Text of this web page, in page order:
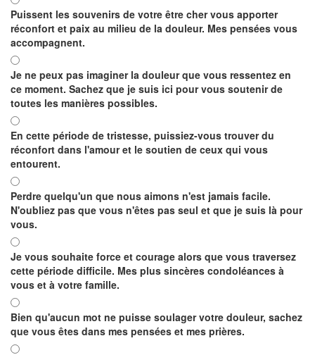
Puissent les souvenirs de votre être cher vous apporter
réconfort et paix au milieu de la douleur. Mes pensées vous
accompagnent.
Je ne peux pas imaginer la douleur que vous ressentez en
ce moment. Sachez que je suis ici pour vous soutenir de
toutes les manières possibles.
En cette période de tristesse, puissiez-vous trouver du
réconfort dans l'amour et le soutien de ceux qui vous
entourent.
Perdre quelqu'un que nous aimons n'est jamais facile.
N'oubliez pas que vous n'êtes pas seul et que je suis là pour
vous.
Je vous souhaite force et courage alors que vous traversez
cette période difficile. Mes plus sincères condoléances à
vous et à votre famille.
Bien qu'aucun mot ne puisse soulager votre douleur, sachez
que vous êtes dans mes pensées et mes prières.